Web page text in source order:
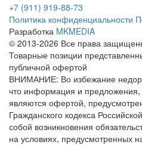
+7 (911) 919-88-73
Политика конфиденциальности
Разработка MKMEDIA
© 2013-2026 Все права
Товарные позиции
публичной офертой
ВНИМАНИЕ: Во избежание
что информация и предложения,
являются офертой,
Гражданского кодекса
собой возникновения
на условиях, предусмотренных